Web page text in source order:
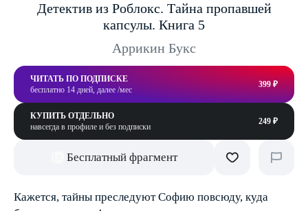
Детектив из Роблокс. Тайна пропавшей
капсулы. Книга 5
Аррикин Букс
ЧИТАТЬ ПО ПОДПИСКЕ
бесплатно 14 дней, далее /мес
399 ₽
КУПИТЬ ОТДЕЛЬНО
навсегда в профиле и без подписки
249 ₽
Бесплатный фрагмент
Кажется, тайны преследуют Софию повсюду, куда